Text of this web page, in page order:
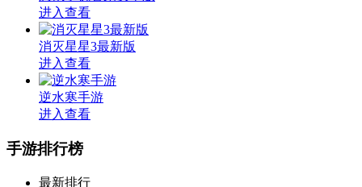
进入查看
消灭星星3最新版
进入查看
逆水寒手游
进入查看
手游排行榜
最新排行